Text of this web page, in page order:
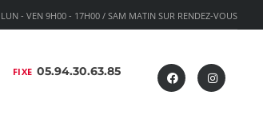
LUN - VEN 9H00 - 17H00 / SAM MATIN SUR RENDEZ-VOUS
FIXE 05.94.30.63.85